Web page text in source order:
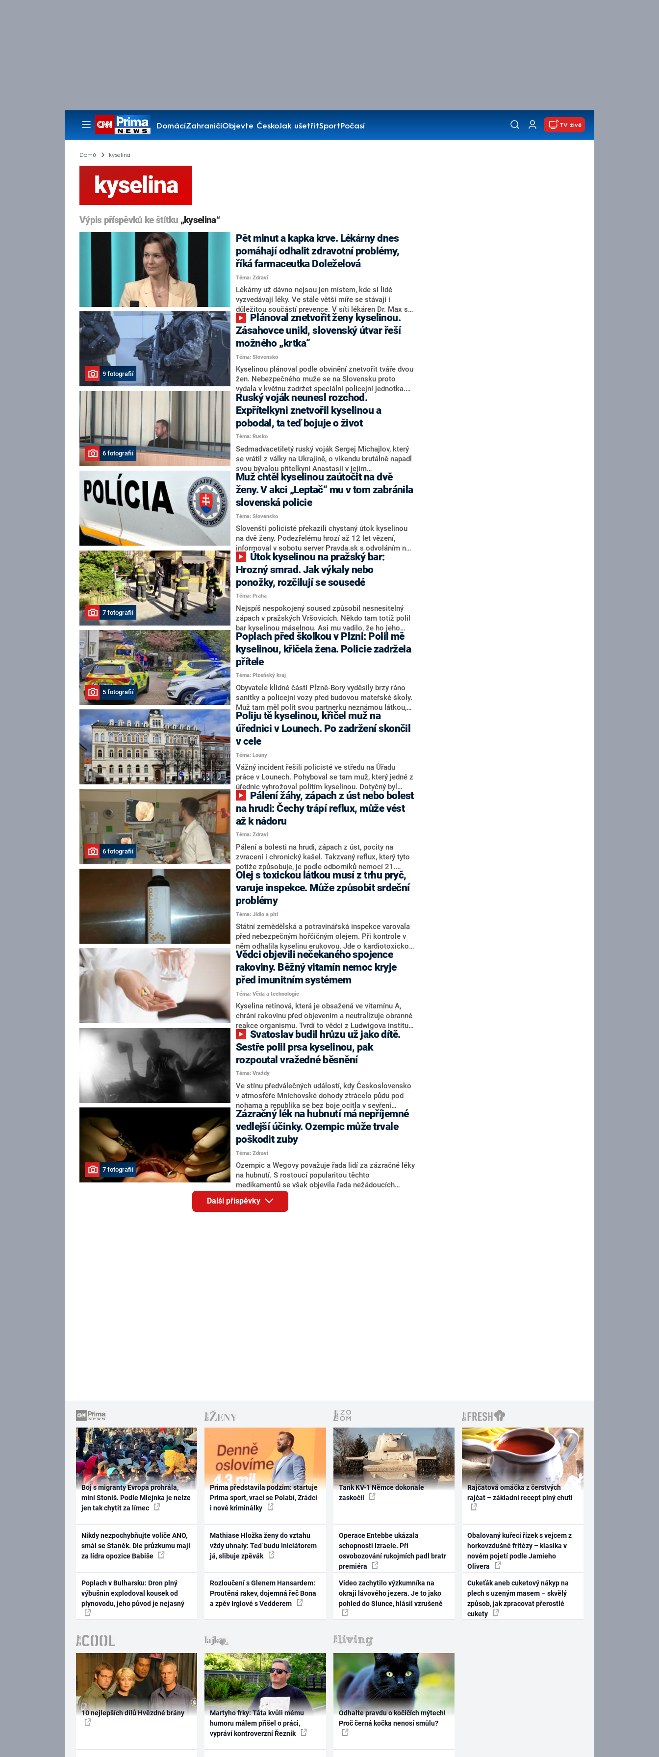
DomácíZahraničíObjevte ČeskoJak ušetřitSportPočasí
Pořady
TV živě
Domů kyselina
kyselina
Výpis příspěvků ke štítku „kyselina“
Pět minut a kapka krve. Lékárny dnes
pomáhají odhalit zdravotní problémy,
říká farmaceutka Doleželová
Téma: Zdraví
Lékárny už dávno nejsou jen místem, kde si lidé
vyzvedávají léky. Ve stále větší míře se stávají i
důležitou součástí prevence. V síti lékáren Dr. Max si
mohou lidé nechat orientačně změřit cholesterol nebo
kyselinu močovou a odhalit rizika, která se často
dlouhé roky nijak neprojevují. Právě včasný záchyt
může pomoci předejít infarktu, mozkové mrtvici nebo
bolestivé dně.
9 fotografií
Zásahovce unikl, slovenský útvar řeší
možného „krtka“
Téma: Slovensko
Kyselinou plánoval podle obvinění znetvořit tváře dvou
žen. Nebezpečného muže se na Slovensku proto
vydala v květnu zadržet speciální policejní jednotka.
Potenciální útočník však stihl zmizet ještě před jejím
zásahem a dosud zůstává na útěku. Podle TV JOJ
existuje důvodné podezření, že muže – J. M. – varoval
přímo někdo od policie.
6 fotografií
Ruský voják neunesl rozchod.
Expřítelkyni znetvořil kyselinou a
pobodal, ta teď bojuje o život
Téma: Rusko
Sedmadvacetiletý ruský voják Sergej Michajlov, který
se vrátil z války na Ukrajině, o víkendu brutálně napadl
svou bývalou přítelkyni Anastasii v jejím
petrohradském bytě. Mladá žena ho totiž před časem
opustila, což Michajlov neunesl a expřítelkyni polil
kyselinou, pobodal ji a nakonec na ni vystřelil.
Anastasia nyní v nemocnici bojuje o život, agresor čelí
obvinění z pokusu o vraždu s přitěžujícími
okolnostmi.
Muž chtěl kyselinou zaútočit na dvě
ženy. V akci „Leptač“ mu v tom zabránila
slovenská policie
Téma: Slovensko
Slovenští policisté překazili chystaný útok kyselinou
na dvě ženy. Podezřelému hrozí až 12 let vězení,
informoval v sobotu server Pravda.sk s odvoláním na
policejní sdělení. Po obviněném policie pátrá.
7 fotografií
Hrozný smrad. Jak výkaly nebo
ponožky, rozčilují se sousedé
Téma: Praha
Nejspíš nespokojený soused způsobil nesnesitelný
zápach v pražských Vršovicích. Někdo tam totiž polil
bar kyselinou máselnou. Asi mu vadilo, že ho jeho
hosté ruší. Na místo tak museli hasiči.
5 fotografií
Poplach před školkou v Plzni: Polil mě
kyselinou, křičela žena. Policie zadržela
přítele
Téma: Plzeňský kraj
Obyvatele klidné části Plzně-Bory vyděsily brzy ráno
sanitky a policejní vozy před budovou mateřské školy.
Muž tam měl polít svou partnerku neznámou látkou,
podle ženy šlo o kyselinu. Policisté ho krátce poté
dopadli.
Poliju tě kyselinou, křičel muž na
úřednici v Lounech. Po zadržení skončil
v cele
Téma: Louny
Vážný incident řešili policisté ve středu na Úřadu
práce v Lounech. Pohyboval se tam muž, který jedné z
úřednic vyhrožoval politím kyselinou. Dotyčný byl
zadržen a v současné době s ním probíhají procesní
úkony.
6 fotografií
na hrudi: Čechy trápí reflux, může vést
až k nádoru
Téma: Zdraví
Pálení a bolesti na hrudi, zápach z úst, pocity na
zvracení i chronický kašel. Takzvaný reflux, který tyto
potíže způsobuje, je podle odborníků nemocí 21.
století a trápí deset až 15 procent Čechů. Na vině je
uspěchaný životní styl a nezdravé stravování. Pokud
časté obtíže s refluxem, tedy pronikáním žaludečních
kyselin do jícnu, lidé dlouhodobě ignorují, vystavují se
riziku vzniku zhoubného nádoru.
Olej s toxickou látkou musí z trhu pryč,
varuje inspekce. Může způsobit srdeční
problémy
Téma: Jídlo a pití
Státní zemědělská a potravinářská inspekce varovala
před nebezpečným hořčičným olejem. Při kontrole v
něm odhalila kyselinu erukovou. Jde o kardiotoxickou
látku, která může způsobit vážná onemocnění srdce.
Úřad o tom informoval na svém webu.
Vědci objevili nečekaného spojence
rakoviny. Běžný vitamín nemoc kryje
před imunitním systémem
Téma: Věda a technologie
Kyselina retinová, která je obsažená ve vitamínu A,
chrání rakovinu před objevením a neutralizuje obranné
reakce organismu. Tvrdí to vědci z Ludwigova institutu
pro výzkum rakoviny na Princetonské univerzitě, kteří
výsledky svých studií zveřejnili na začátku ledna.
Mohlo by to vysvětlovat, proč imunitní systém
rakovinu nerozpozná.
Sestře polil prsa kyselinou, pak
rozpoutal vražedné běsnění
Téma: Vraždy
Ve stínu předválečných událostí, kdy Československo
v atmosféře Mnichovské dohody ztrácelo půdu pod
nohama a republika se bez boje ocitla v sevření
nacistické hrozby, se do bažin dějin propadl i jeden
mimořádně odporný kriminální příběh. Příběh
Svatoslava Štěpánka, muže, který patří mezi první
sériové vrahy samostatného Československa.
Rozebírá ho další díl videopodcastu HLASY ZLOČINU.
7 fotografií
Zázračný lék na hubnutí má nepříjemné
vedlejší účinky. Ozempic může trvale
poškodit zuby
Téma: Zdraví
Ozempic a Wegovy považuje řada lidí za zázračné léky
na hubnutí. S rostoucí popularitou těchto
medikamentů se však objevila řada nežádoucích
vedlejších účinků. Kromě vzhledu obličeje mohou
negativně ovlivnit stav úst a trvale poškodit zuby.
Další příspěvky
Boj s migranty Evropa prohrála,
míní Stoniš. Podle Mlejnka je nelze
jen tak chytit za límec
Nikdy nezpochybňujte voliče ANO,
smál se Staněk. Dle průzkumu mají
za lídra opozice Babiše
Poplach v Bulharsku: Dron plný
výbušnin explodoval kousek od
plynovodu, jeho původ je nejasný
Prima představila podzim: startuje
Prima sport, vrací se Polabí, Zrádci
i nové kriminálky
Mathiase Hložka ženy do vztahu
vždy uhnaly: Teď budu iniciátorem
já, slibuje zpěvák
Rozloučení s Glenem Hansardem:
Proutěná rakev, dojemná řeč Bona
a zpěv Irglové s Vedderem
Tank KV-1 Němce dokonale
zaskočil
Operace Entebbe ukázala
schopnosti Izraele. Při
osvobozování rukojmích padl bratr
premiéra
Video zachytilo výzkumníka na
okraji lávového jezera. Je to jako
pohled do Slunce, hlásil vzrušeně
Rajčatová omáčka z čerstvých
rajčat – základní recept plný chuti
Obalovaný kuřecí řízek s vejcem z
horkovzdušné fritézy – klasika v
novém pojetí podle Jamieho
Olivera
Cukeťák aneb cuketový nákyp na
plech s uzeným masem – skvělý
způsob, jak zpracovat přerostlé
cukety
10 nejlepších dílů Hvězdné brány
Martyho frky: Táta kvůli mému
humoru málem přišel o práci,
vypráví kontroverzní Řezník
Odhalte pravdu o kočičích mýtech!
Proč černá kočka nenosí smůlu?